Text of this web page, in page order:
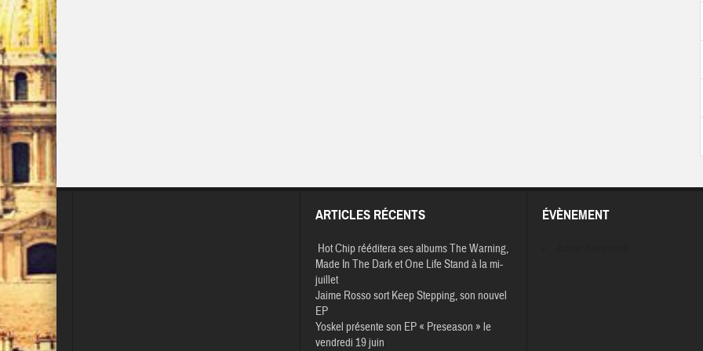
ARTICLES RÉCENTS
Hot Chip rééditera ses albums The Warning,
Made In The Dark et One Life Stand à la mi-
juillet
Jaime Rosso sort Keep Stepping, son nouvel
EP
Yoskel présente son EP « Preseason » le
vendredi 19 juin
ÉVÈNEMENT